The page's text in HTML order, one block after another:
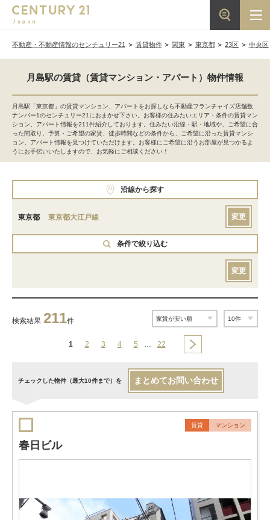
不動産・不動産情報のセンチュリー21 賃貸物件 関東 東京都 23区 中央区
月島駅の賃貸（賃貸マンション・アパート）物件情報
月島駅「東京都」の賃貸マンション、アパートをお探しなら不動産フランチャイズ店舗数
ナンバー1のセンチュリー21におまかせ下さい。お客様の住みたいエリア・条件の賃貸マン
ション、アパート情報を211件紹介しております。住みたい沿線・駅・地域や、ご希望に合
った間取り、予算・ご希望の家賃、徒歩時間などの条件から、ご希望に沿った賃貸マンシ
ョン、アパート情報を見つけていただけます。お客様にご希望に沿うお部屋が見つかるよ
うにお手伝いいたしますので、お気軽にご相談ください！
沿線から探す
東京都 東京都大江戸線 変更
条件で絞り込む
変更
検索結果 211件
1 2 3 4 5 … 22
チェックした物件（最大10件まで）を まとめてお問い合わせ
賃貸 マンション
春日ビル